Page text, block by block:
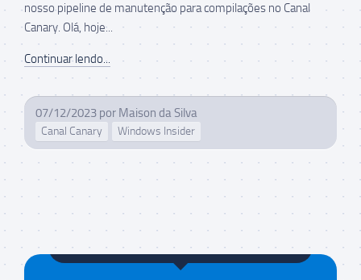
nosso pipeline de manutenção para compilações no Canal
Canary. Olá, hoje...
Continuar lendo...
07/12/2023 por Maison da Silva
Canal Canary Windows Insider
Maison da Silva